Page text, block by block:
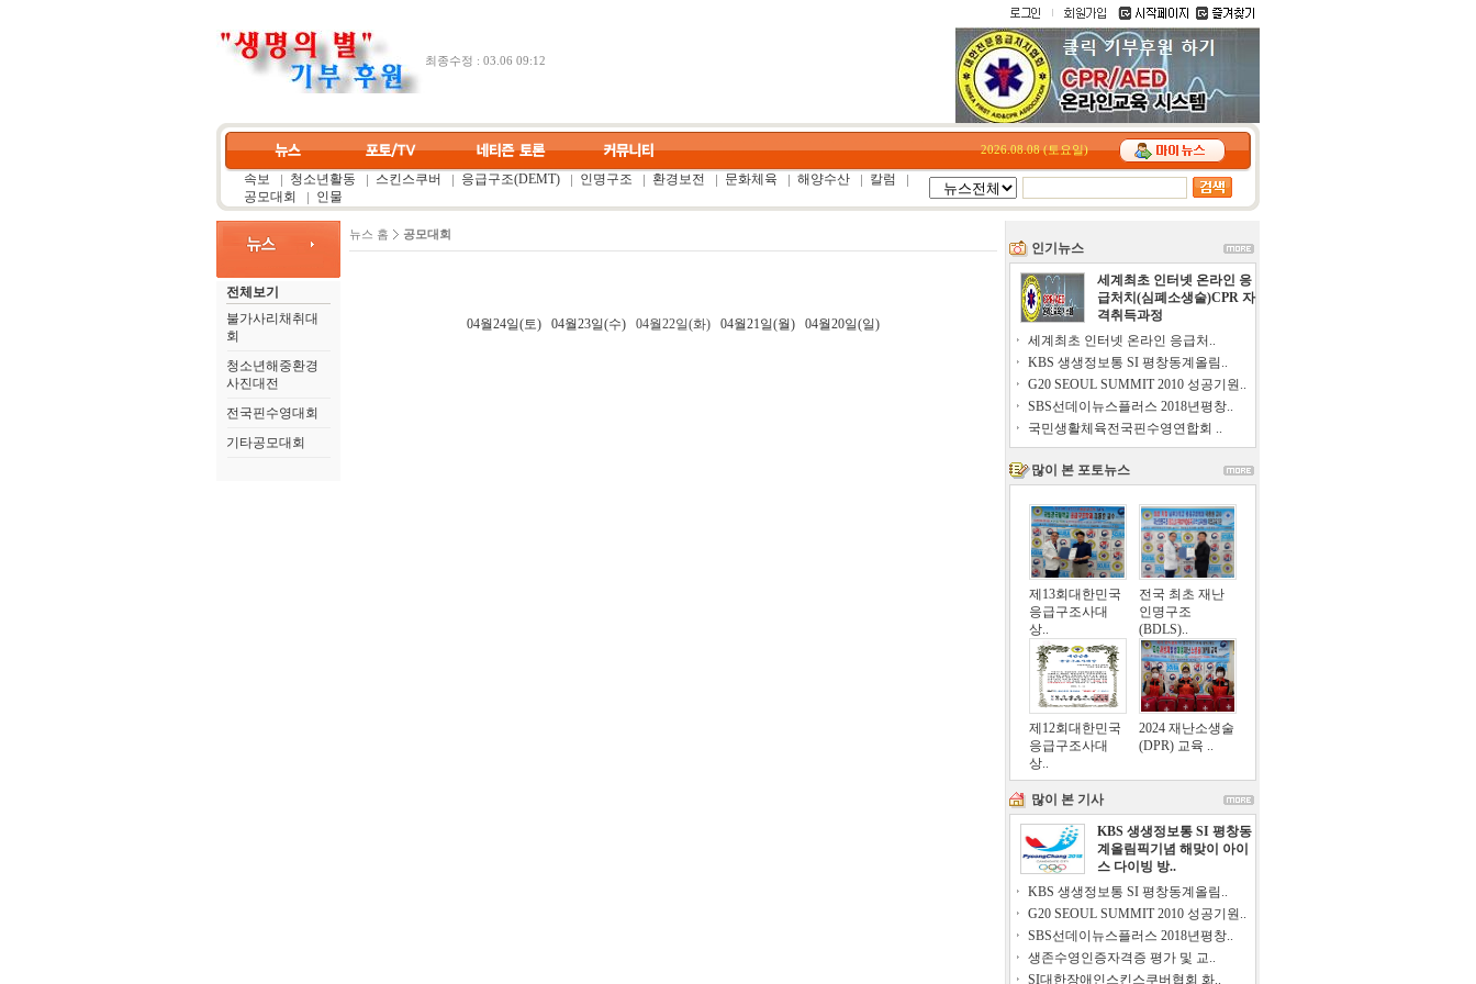
최종수정 : 03.06 09:12
2026.08.08 (토요일)
속보 청소년활동 스킨스쿠버 응급구조(DEMT) 인명구조 환경보전 문화체육 해양수산
칼럼
공모대회
인물
전체보기
불가사리채취대
회
청소년해중환경
사진대전
전국핀수영대회
기타공모대회
뉴스 홈 공모대회
04월24일(토) 04월23일(수) 04월22일(화) 04월21일(월) 04월20일(일)
인기뉴스
세계최초 인터넷 온라인 응
급처치(심폐소생술)CPR 자
격취득과정
세계최초 인터넷 온라인 응급처..
KBS 생생정보통 SI 평창동계올림..
G20 SEOUL SUMMIT 2010 성공기원..
SBS선데이뉴스플러스 2018년평창..
국민생활체육전국핀수영연합회 ..
많이 본 포토뉴스
제13회대한민국
응급구조사대
상..
전국 최초 재난
인명구조
(BDLS)..
제12회대한민국
응급구조사대
상..
2024 재난소생술
(DPR) 교육 ..
많이 본 기사
KBS 생생정보통 SI 평창동
계올림픽기념 해맞이 아이
스 다이빙 방..
KBS 생생정보통 SI 평창동계올림..
G20 SEOUL SUMMIT 2010 성공기원..
SBS선데이뉴스플러스 2018년평창..
생존수영인증자격증 평가 및 교..
SI대한장애인스킨스쿠버협회 화..